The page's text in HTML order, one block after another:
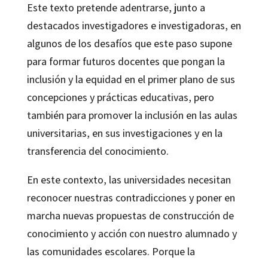
Este texto pretende adentrarse, junto a
destacados investigadores e investigadoras, en
algunos de los desafíos que este paso supone
para formar futuros docentes que pongan la
inclusión y la equidad en el primer plano de sus
concepciones y prácticas educativas, pero
también para promover la inclusión en las aulas
universitarias, en sus investigaciones y en la
transferencia del conocimiento.
En este contexto, las universidades necesitan
reconocer nuestras contradicciones y poner en
marcha nuevas propuestas de construcción de
conocimiento y acción con nuestro alumnado y
las comunidades escolares. Porque la